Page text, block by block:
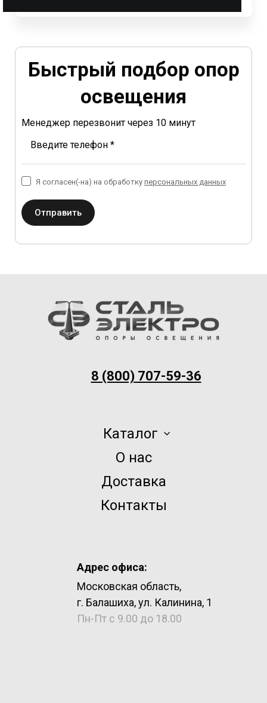
Быстрый подбор опор
освещения
Менеджер перезвонит через 10 минут
Введите телефон *
Отправить
Я согласен(-на) на обработку персональных данных
8 (800) 707-59-36
Каталог
О нас
Доставка
Контакты
Адрес офиса:
Московская область,
г. Балашиха, ул. Калинина, 1
Пн-Пт с 9.00 до 18.00